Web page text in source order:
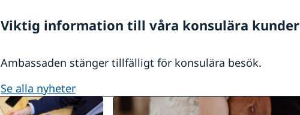
Viktig information till våra konsulära kunder
Ambassaden stänger tillfälligt för konsulära besök.
se alla nyheter